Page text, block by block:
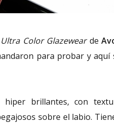
Ultra Color Glazewearde
para probar y aquí
brillantes, con
sobre el labio.